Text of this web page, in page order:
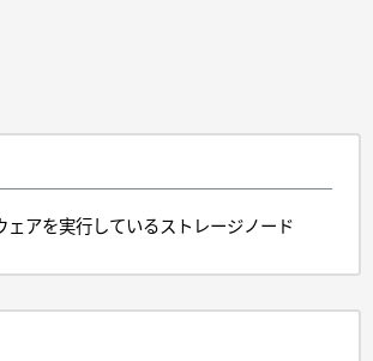
ェアを実行しているストレージノード